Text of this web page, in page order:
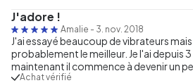
J'adore !
Amalie - 3. nov. 2018
J'ai essayé beaucoup de vibrateurs
probablement le meilleur. Je l'ai depuis
maintenant il commence à devenir un
Achat vérifié